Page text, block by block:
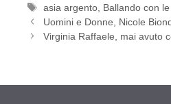
Tag
asia argento Ballando con le
Uomini e Donne, Nicole
Virginia Raffaele, mai avuto